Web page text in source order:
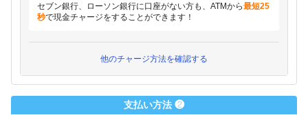
セブン銀行、ローソン銀行に口座がない方も、ATMから最短25
秒で現金チャージをすることができます！
他のチャージ方法を確認する
支払い方法 ❷